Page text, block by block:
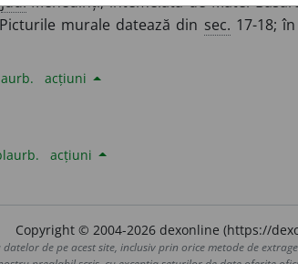
murale datează din sec. 17-18;
acțiuni
acțiuni
Copyright © 2004-2026 dexonline (https://
de pe acest site, inclusiv prin orice metode de